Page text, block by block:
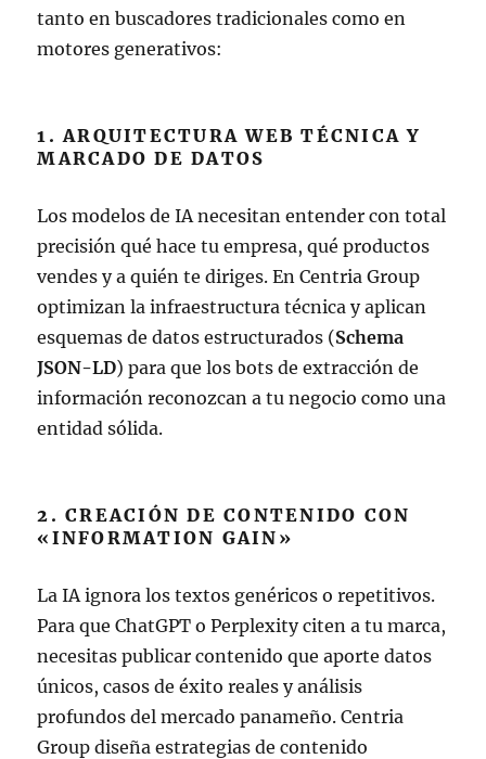
tanto en buscadores tradicionales como en
motores generativos:
1. ARQUITECTURA WEB TÉCNICA Y
MARCADO DE DATOS
Los modelos de IA necesitan entender con total
precisión qué hace tu empresa, qué productos
vendes y a quién te diriges. En Centria Group
optimizan la infraestructura técnica y aplican
esquemas de datos estructurados (Schema
JSON-LD) para que los bots de extracción de
información reconozcan a tu negocio como una
entidad sólida.
2. CREACIÓN DE CONTENIDO CON
«INFORMATION GAIN»
La IA ignora los textos genéricos o repetitivos.
Para que ChatGPT o Perplexity citen a tu marca,
necesitas publicar contenido que aporte datos
únicos, casos de éxito reales y análisis
profundos del mercado panameño. Centria
Group diseña estrategias de contenido